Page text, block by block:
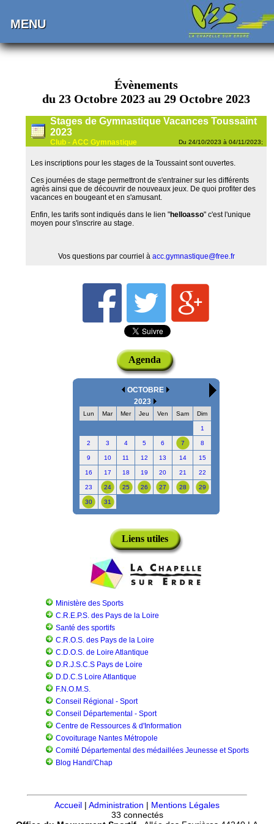
MENU
Évènements
du 23 Octobre 2023 au 29 Octobre 2023
Stages de Gymnastique Vacances Toussaint
2023
Club - ACC Gymnastique Du 24/10/2023 à 04/11/2023;
Les inscriptions pour les stages de la Toussaint sont ouvertes.
Ces journées de stage permettront de s'entrainer sur les différents
agrès ainsi que de découvrir de nouveaux jeux. De quoi profiter des
vacances en bougeant et en s'amusant.
Enfin, les tarifs sont indiqués dans le lien "helloasso" c'est l'unique
moyen pour s'inscrire au stage.
Vos questions par courriel à acc.gymnastique@free.fr
Agenda
OCTOBRE
2023
Lun Mar Mer Jeu Ven Sam Dim
1
2 3 4 5 6 7 8
9 10 11 12 13 14 15
16 17 18 19 20 21 22
23 24 25 26 27 28 29
30 31
Liens utiles
Ministère des Sports
C.R.E.P.S. des Pays de la Loire
Santé des sportifs
C.R.O.S. des Pays de la Loire
C.D.O.S. de Loire Atlantique
D.R.J.S.C.S Pays de Loire
D.D.C.S Loire Atlantique
F.N.O.M.S.
Conseil Régional - Sport
Conseil Départemental - Sport
Centre de Ressources & d'Information
Covoiturage Nantes Métropole
Comité Départemental des médaillées Jeunesse et Sports
Blog Handi'Chap
Accueil | Administration | Mentions Légales
33 connectés